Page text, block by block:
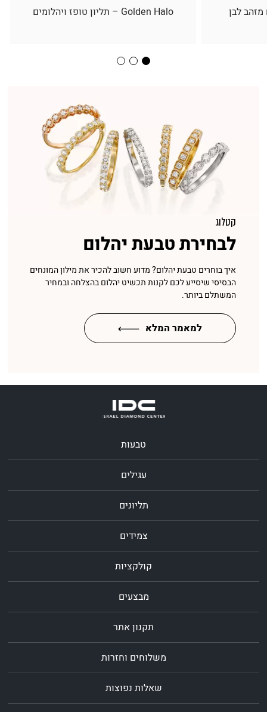
קטלוג
לבחירת טבעת יהלום
איך בוחרים טבעת יהלום? מדוע חשוב להכיר את מילון המונחים
הבסיסי שיסייע לכם לקנות תכשיט יהלום בהצלחה ובמחיר
המשתלם ביותר.
למאמר המלא
מזהב לבן Golden Halo – תליון טופז ויהלומים
טבעות
עגילים
תליונים
צמידים
קולקציות
מבצעים
תקנון אתר
משלוחים וחזרות
שאלות נפוצות